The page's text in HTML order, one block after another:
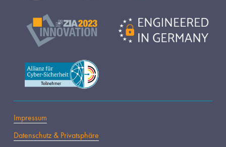
Impressum
Datenschutz & Privatsphäre